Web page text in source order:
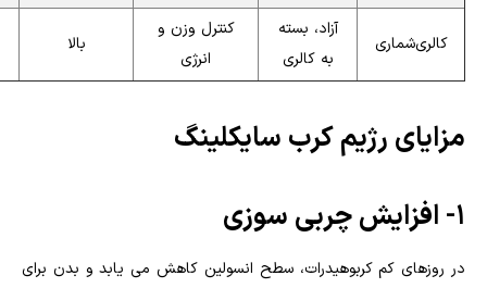
کالری‌شماری
آزاد، بسته
به کالری
کنترل وزن و
انرژی
بالا
مزایای رژیم کرب سایکلینگ
1- افزایش چربی سوزی
در روزهای کم کربوهیدرات، سطح انسولین کاهش می یابد و بدن برای